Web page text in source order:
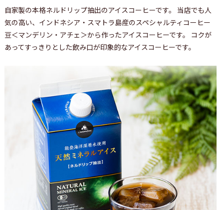
自家製の本格ネルドリップ抽出のアイスコーヒーです。 当店でも人
気の高い、インドネシア・スマトラ島産のスペシャルティコーヒー
豆＜マンデリン・アチェ＞から作ったアイスコーヒーです。 コクが
あってすっきりとした飲み口が印象的なアイスコーヒーです。